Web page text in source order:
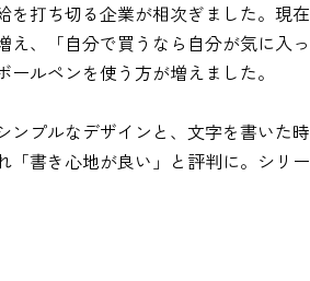
を打ち切る企業が相次ぎました。現在
、「自分で買うなら自分が気に入っ
ルペンを使う方が増えました。
ンプルなデザインと、文字を書いた時
「書き心地が良い」と評判に。シリー